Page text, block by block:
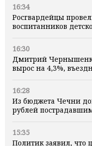
16:34
Росгвардейцы
воспитанников
16:30
Дмитрий
вырос на 4,3%,
16:28
Из бюджета Чечни
рублей
15:35
Политик заявил, что